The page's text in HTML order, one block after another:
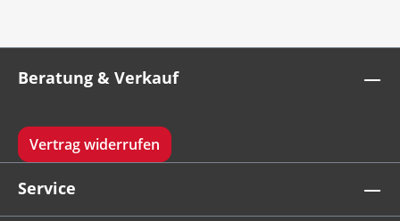
Beratung & Verkauf
Vertrag widerrufen
Service